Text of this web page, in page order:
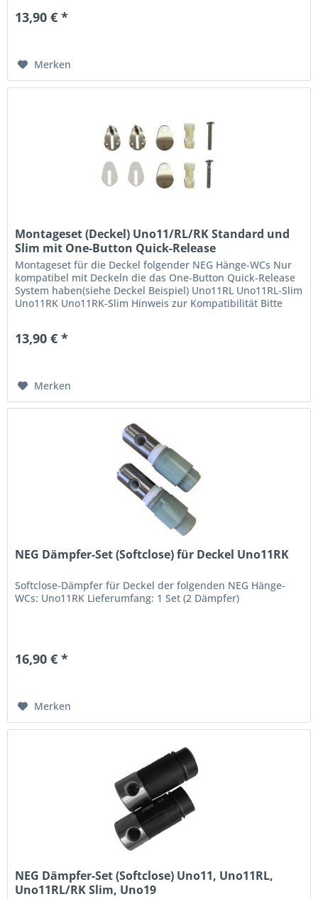
Ihrem Deckel dabei war. 1. stimmt die Form der...
13,90 € *
Merken
Montageset (Deckel) Uno11/RL/RK Standard und
Slim mit One-Button Quick-Release
Montageset für die Deckel folgender NEG Hänge-WCs Nur
kompatibel mit Deckeln die das One-Button Quick-Release
System haben(siehe Deckel Beispiel) Uno11RL Uno11RL-Slim
Uno11RK Uno11RK-Slim Hinweis zur Kompatibilität Bitte
einen mittigen Knopf (One-Button) für das Abnehmen...
13,90 € *
Merken
NEG Dämpfer-Set (Softclose) für Deckel Uno11RK
Softclose-Dämpfer für Deckel der folgenden NEG Hänge-
WCs: Uno11RK Lieferumfang: 1 Set (2 Dämpfer)
16,90 € *
Merken
NEG Dämpfer-Set (Softclose) Uno11, Uno11RL,
Uno11RL/RK Slim, Uno19